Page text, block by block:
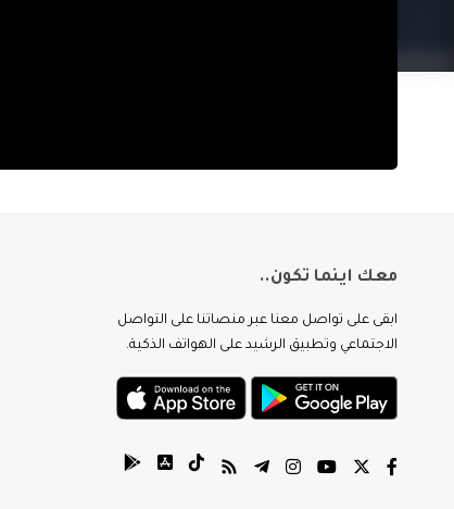
معك اينما تكون..
ابقى على تواصل معنا عبر منصاتنا على التواصل
الاجتماعي وتطبيق الرشيد على الهواتف الذكية.